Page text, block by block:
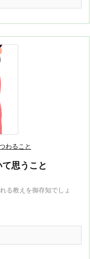
わること
思うこと
る教えを御存知でしょ